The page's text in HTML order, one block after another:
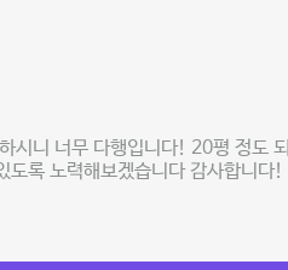
시니 너무 다행입니다! 20평 정도 되
록 노력해보겠습니다 감사합니다!